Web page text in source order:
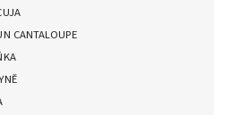
CANTALOUPE